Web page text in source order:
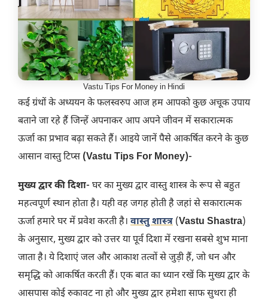
Vastu Tips For Money in Hindi
कई ग्रंथों के अध्ययन के फलस्वरुप आज हम आपको कुछ अचूक उपाय
बताने जा रहे हैं जिन्हें अपनाकर आप अपने जीवन में सकारात्मक
ऊर्जा का प्रभाव बढ़ा सकते हैं। आइये जानें पैसे आकर्षित करने के कुछ
आसान वास्तु टिप्स (Vastu Tips For Money)-
मुख्य द्वार की दिशा- घर का मुख्य द्वार वास्तु शास्त्र के रूप से बहुत
महत्वपूर्ण स्थान होता है। यही वह जगह होती है जहां से सकारात्मक
ऊर्जा हमारे घर में प्रवेश करती है। वास्तु शास्त्र (Vastu Shastra)
के अनुसार, मुख्य द्वार को उत्तर या पूर्व दिशा में रखना सबसे शुभ माना
जाता है। ये दिशाएं जल और आकाश तत्वों से जुड़ी हैं, जो धन और
समृद्धि को आकर्षित करती हैं। एक बात का ध्यान रखें कि मुख्य द्वार के
आसपास कोई रुकावट ना हो और मुख्य द्वार हमेशा साफ सुथरा ही